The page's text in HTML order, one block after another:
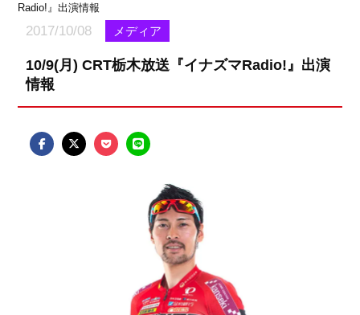
Radio!』出演情報
2017/10/08 メディア
10/9(月) CRT栃木放送『イナズマRadio!』出演
情報